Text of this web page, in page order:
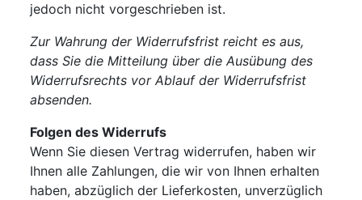
jedoch nicht vorgeschrieben ist.
Zur Wahrung der Widerrufsfrist reicht es aus,
dass Sie die Mitteilung über die Ausübung des
Widerrufsrechts vor Ablauf der Widerrufsfrist
absenden.
Folgen des Widerrufs
Wenn Sie diesen Vertrag widerrufen, haben wir
Ihnen alle Zahlungen, die wir von Ihnen erhalten
haben, abzüglich der Lieferkosten, unverzüglich